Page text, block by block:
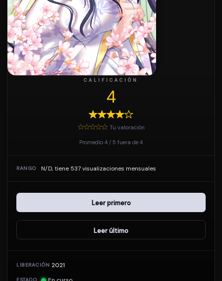
CALIFICACIÓN
4
Tu valoración
Promedio 4 / 5 fuera de 4
RANGO N/D, tiene 537 visualizaciones mensuales
Leer primero
Leer último
LIBERACIÓN 2021